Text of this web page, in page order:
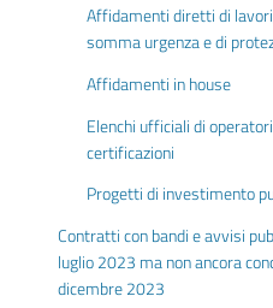
Affidamenti diretti di
somma urgenza e di
Affidamenti in house
Elenchi ufficiali di
certificazioni
Progetti di investimento
Contratti con bandi e avvisi
luglio 2023 ma non ancora
dicembre 2023